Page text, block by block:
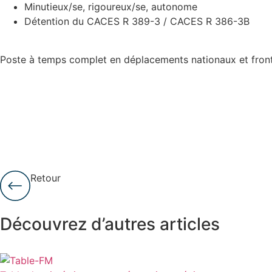
Minutieux/se, rigoureux/se, autonome
Détention du CACES R 389-3 / CACES R 386-3B
Poste à temps complet en déplacements nationaux et
Retour
Découvrez d’autres articles